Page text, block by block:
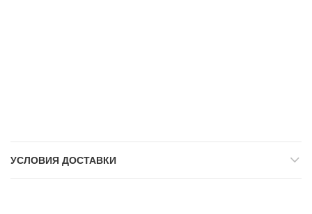
УСЛОВИЯ ДОСТАВКИ